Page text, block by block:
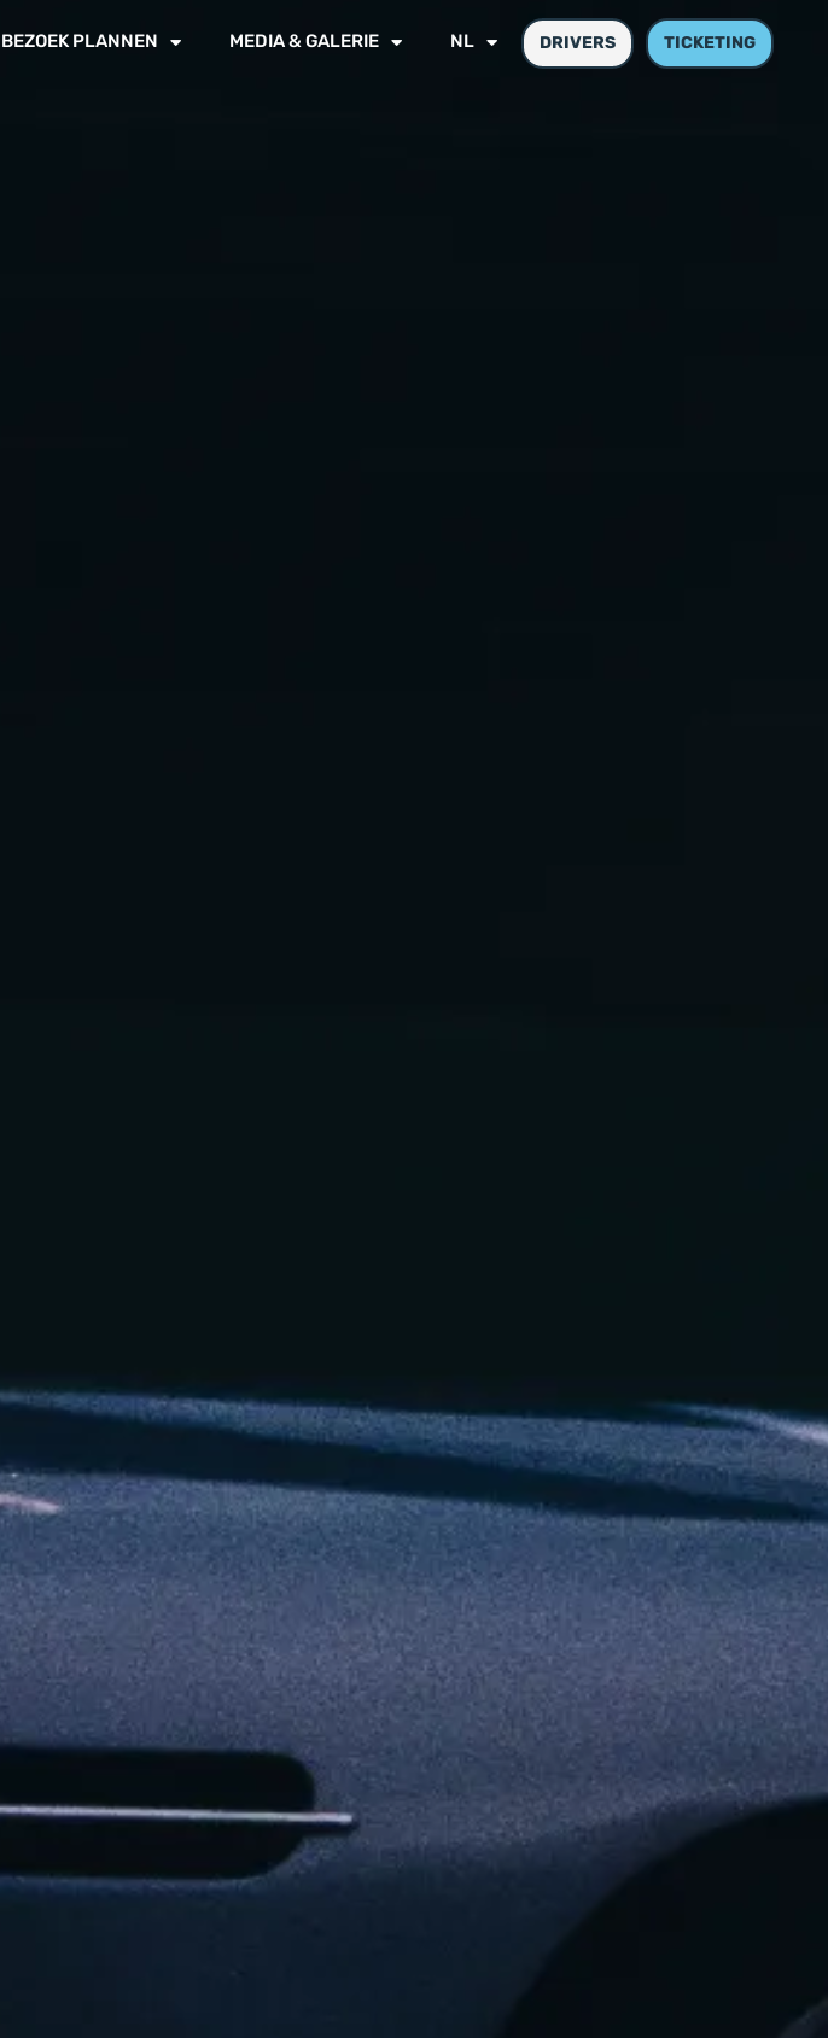
BEZOEK PLANNEN MEDIA & GALERIE NL DRIVERS TICKETING